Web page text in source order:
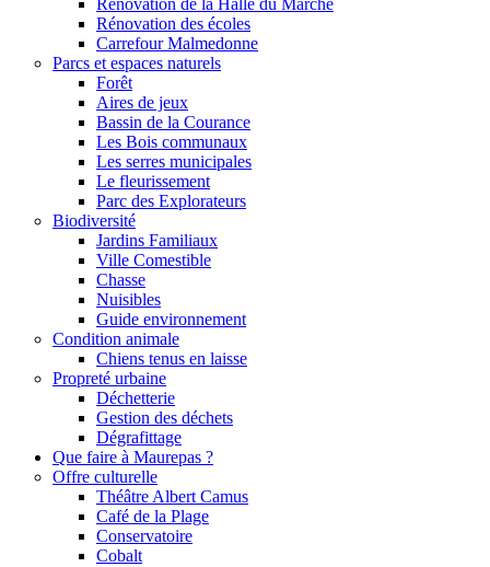
Rénovation de la Halle du Marché
Rénovation des écoles
Carrefour Malmedonne
Parcs et espaces naturels
Forêt
Aires de jeux
Bassin de la Courance
Les Bois communaux
Les serres municipales
Le fleurissement
Parc des Explorateurs
Biodiversité
Jardins Familiaux
Ville Comestible
Chasse
Nuisibles
Guide environnement
Condition animale
Chiens tenus en laisse
Propreté urbaine
Déchetterie
Gestion des déchets
Dégrafittage
Que faire à Maurepas ?
Offre culturelle
Théâtre Albert Camus
Café de la Plage
Conservatoire
Cobalt